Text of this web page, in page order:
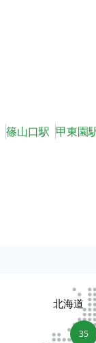
篠山口駅 甲東園
35
北海道